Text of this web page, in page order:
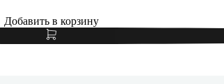
Добавить в корзину